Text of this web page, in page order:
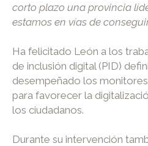
corto plazo una provincia
estamos en vías de
Ha felicitado León a los
de inclusión digital (PID)
desempeñado los
para favorecer la
los ciudadanos.
Durante su intervención